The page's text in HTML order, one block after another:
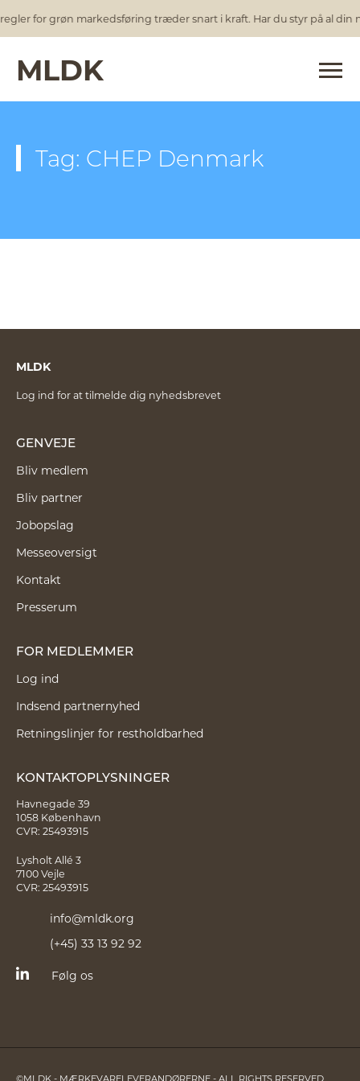
for grøn markedsføring træder snart i kraft. Har du styr på al din
MLDK
Tag: CHEP Denmark
MLDK
Log ind for at tilmelde dig nyhedsbrevet
GENVEJE
Bliv medlem
Bliv partner
Jobopslag
Messeoversigt
Kontakt
Presserum
FOR MEDLEMMER
Log ind
Indsend partnernyhed
Retningslinjer for restholdbarhed
KONTAKTOPLYSNINGER
Havnegade 39
1058 København
CVR: 25493915
Lysholt Allé 3
7100 Vejle
CVR: 25493915
info@mldk.org
(+45) 33 13 92 92
Følg os
©MLDK - MÆRKEVARELEVERANDØRERNE - ALL RIGHTS RESERVED